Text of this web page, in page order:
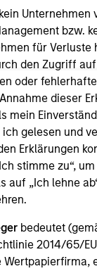
Unternehmen
bzw.
für Verluste
den Zugriff
oder
dieser
mein
ich gelesen und
Erklärungen
stimme zu“,
auf „Ich lehne
bedeutet
2014/65/EU
Wertpapierfirma,
page is for
not be
or an offer
to buy any
offer or
be unlawful
other laws of
including a
detail page
including